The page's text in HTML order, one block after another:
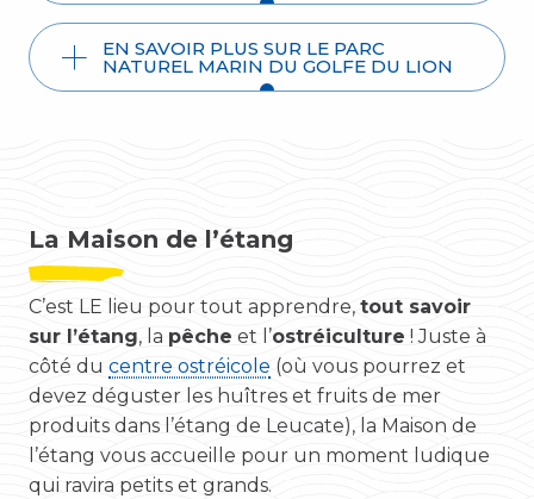
EN SAVOIR PLUS SUR LE PARC
NATUREL MARIN DU GOLFE DU LION
La Maison de l’étang
C’est LE lieu pour tout apprendre, tout savoir
sur l’étang, la pêche et l’ostréiculture ! Juste à
côté du centre ostréicole (où vous pourrez et
devez déguster les huîtres et fruits de mer
produits dans l’étang de Leucate), la Maison de
l’étang vous accueille pour un moment ludique
qui ravira petits et grands.